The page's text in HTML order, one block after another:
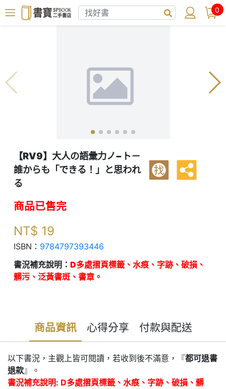
0
【RV9】大人の語彙力ノ−ト－
誰からも「できる！」と思われ
る
找
商品已售完
NT$ 19
ISBN： 9784797393446
書況補充說明： D多處摺頁標籤、水痕、字跡、破損、
髒污、泛黃書斑、書章。
商品資訊 心得分享 付款與配送
以下書況，主觀上皆可閱讀，若收到後不滿意，『都可退書
退款』。
書況補充說明: D多處摺頁標籤、水痕、字跡、破損、髒